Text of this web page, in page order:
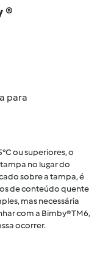
®
para
ou superiores, o
no lugar do
sobre a tampa, é
de conteúdo quente
mas necessária
com a Bimby® TM6,
ocorrer.